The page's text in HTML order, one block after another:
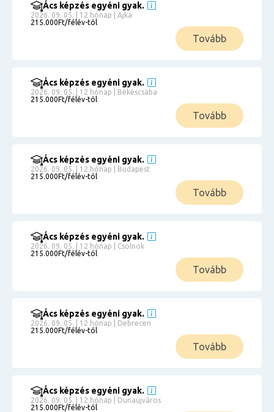
Ács képzés egyéni gyak.
2026. 09. 05. | 12 hónap | Ajka
215.000Ft/félév-tól
Tovább
Ács képzés egyéni gyak.
2026. 09. 05. | 12 hónap | Békéscsaba
215.000Ft/félév-tól
Tovább
Ács képzés egyéni gyak.
2026. 09. 05. | 12 hónap | Budapest
215.000Ft/félév-tól
Tovább
Ács képzés egyéni gyak.
2026. 09. 05. | 12 hónap | Csolnok
215.000Ft/félév-tól
Tovább
Ács képzés egyéni gyak.
2026. 09. 05. | 12 hónap | Debrecen
215.000Ft/félév-tól
Tovább
Ács képzés egyéni gyak.
2026. 09. 05. | 12 hónap | Dunaújváros
215.000Ft/félév-tól